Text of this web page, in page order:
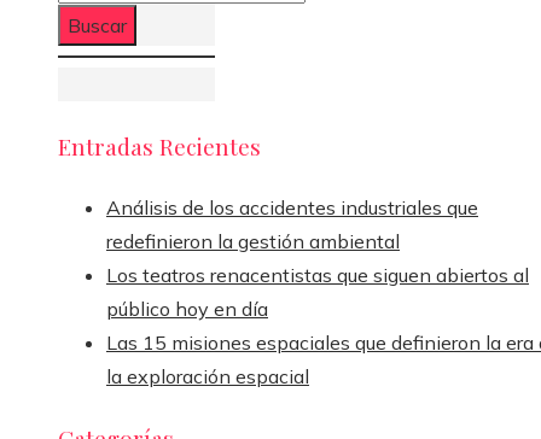
Entradas Recientes
Análisis de los accidentes industriales que
redefinieron la gestión ambiental
Los teatros renacentistas que siguen abiertos al
público hoy en día
Las 15 misiones espaciales que definieron la era
la exploración espacial